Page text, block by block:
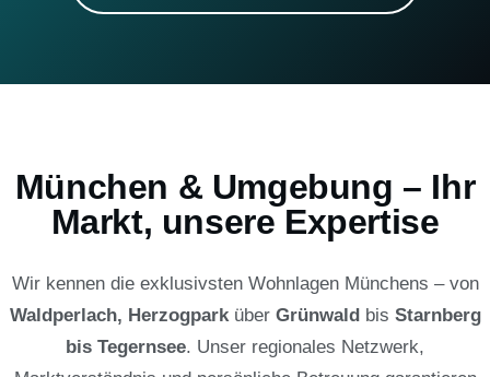
München & Umgebung – Ihr
Markt, unsere Expertise
Wir kennen die exklusivsten Wohnlagen Münchens – von
Waldperlach, Herzogparküber Grünwaldbis Starnberg
bis Tegernsee. Unser regionales Netzwerk,